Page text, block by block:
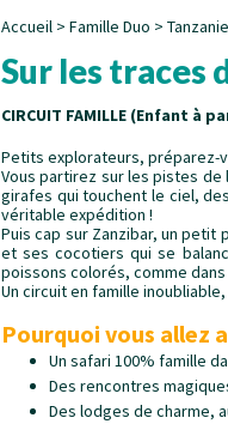
Accueil > Famille Duo > Tanzanie
Sur les traces
CIRCUIT FAMILLE (Enfant à
Petits explorateurs, préparez-
Vous partirez sur les pistes de
girafes qui touchent le ciel,
véritable expédition !
Puis cap sur Zanzibar, un petit
et ses cocotiers qui se
poissons colorés, comme dans
Un circuit en famille
Pourquoi vous allez
Un safari 100% famille
Des rencontres
Des lodges de charme,